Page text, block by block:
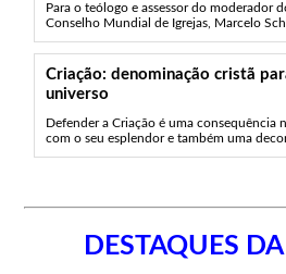
Para o teólogo e assessor do moderador
Conselho Mundial de Igrejas, Marcelo
Criação: denominação cristã
universo
Defender a Criação é uma consequência
com o seu esplendor e também uma
DESTAQUES